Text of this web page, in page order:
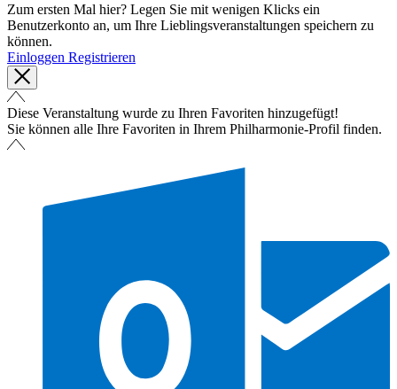
Zum ersten Mal hier? Legen Sie mit wenigen Klicks ein
Benutzerkonto an, um Ihre Lieblingsveranstaltungen speichern zu
können.
Einloggen Registrieren
Diese Veranstaltung wurde zu Ihren Favoriten hinzugefügt!
Sie können alle Ihre Favoriten in Ihrem Philharmonie-Profil finden.